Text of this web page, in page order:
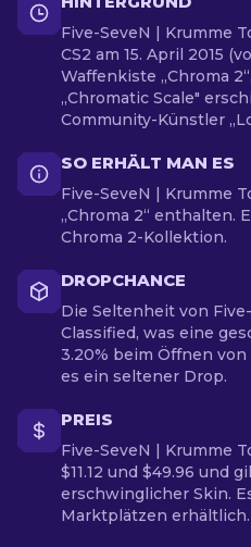
Five-SeveN | Krumme
CS2 am 15. April 2015
Waffenkiste „Chroma
„Chromatic Scale"
Community-Künstler
SO ERHÄLT MAN ES
Five-SeveN | Krumme
„Chroma 2“ enthalten.
Chroma 2-Kollektion.
DROPCHANCE
Die Seltenheit von
Classified, was eine
3.20% beim Öffnen
es ein seltener Drop.
PREIS
Five-SeveN | Krumme
$11.12 und $49.96 und
erschwinglicher Skin.
Marktplätzen erhältlich.